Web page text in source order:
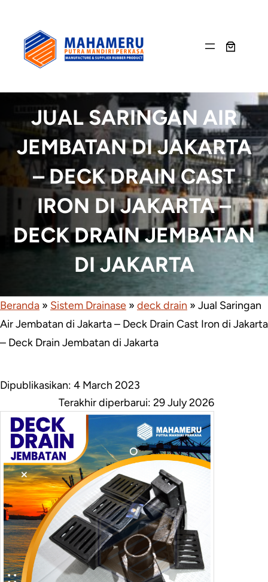
content
JUAL SARINGAN AIR
JEMBATAN DI JAKARTA
– DECK DRAIN CAST
IRON DI JAKARTA –
DECK DRAIN JEMBATAN
DI JAKARTA
Beranda » Sistem Drainase » deck drain » Jual Saringan
Air Jembatan di Jakarta – Deck Drain Cast Iron di Jakarta
– Deck Drain Jembatan di Jakarta
Dipublikasikan: 4 March 2023
Terakhir diperbarui:29 July 2026